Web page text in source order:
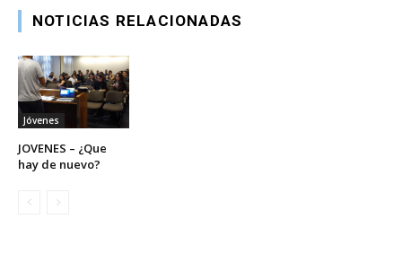
NOTICIAS RELACIONADAS
Jóvenes
JOVENES – ¿Que
hay de nuevo?